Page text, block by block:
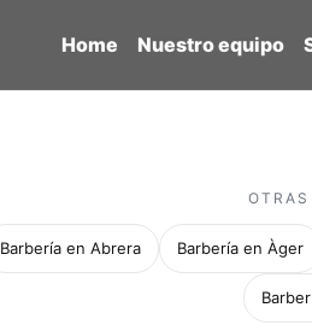
Home Nuestro equipo
Barbería en Abrera Barbería en Àger